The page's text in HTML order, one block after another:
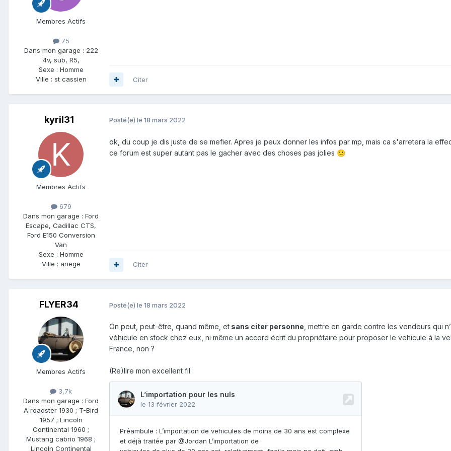
Membres Actifs
75
Dans mon garage : 222
4v, sub, R5,
Sexe : Homme
Ville : st cassien Citer
kyril31
Membres Actifs
679
Dans mon garage : Ford
Escape, Cadillac CTS,
Ford E150 Conversion
Van
Sexe : Homme
Ville : ariege
Posté(e) le 18 mars 2022
ok, du coup je dis juste de se mefier. Apres je peux donner les infos par mp, mais ca s'arretera la
ce forum est super autant pas le gacher avec des choses pas jolies 🙂
Citer
FLYER34
Membres Actifs
3,7k
Dans mon garage : Ford
A roadster 1930 ; T-Bird
1957 ; Lincoln
Continental 1960 ;
Mustang cabrio 1968 ;
Lincoln Continental
Posté(e) le 18 mars 2022
On peut, peut-être, quand même, et sans citer personne , mettre en garde contre les vendeurs qui
véhicule en stock chez eux, ni même un accord écrit du propriétaire pour proposer le vehicule à la
France, non ?
(Re)lire mon excellent fil :